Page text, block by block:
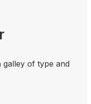
of type and